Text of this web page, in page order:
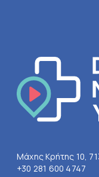
Μάχης Κρήτης 10,
+30 281 600 4747